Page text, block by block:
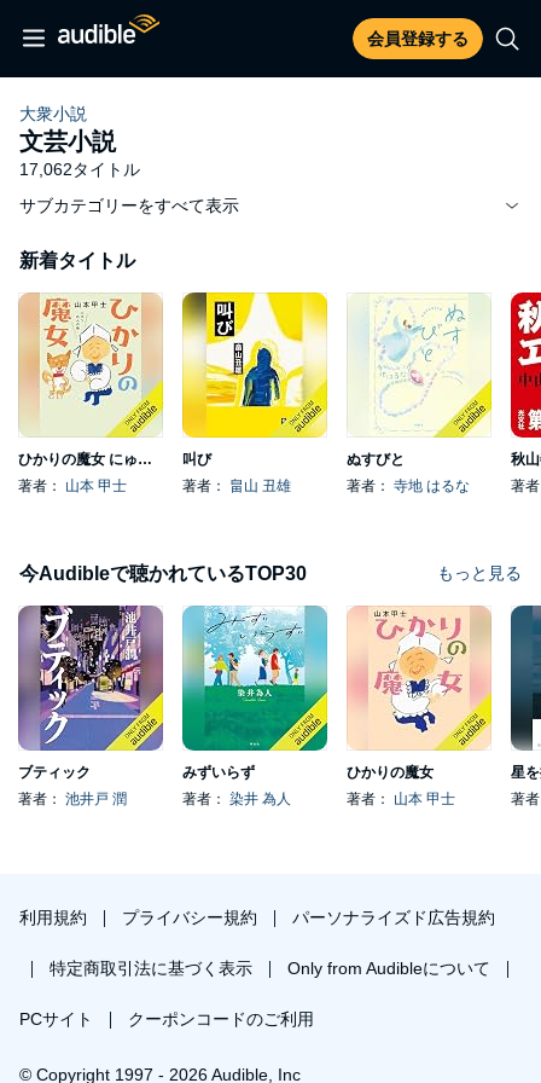
会員登録する
大衆小説
文芸小説
17,062タイトル
サブカテゴリーをすべて表示
新着タイトル
ひかりの魔女 にゅうめんの巻
著者： 山本 甲士
叫び
著者： 畠山 丑雄
ぬすびと
著者： 寺地 はるな 著
今Audibleで聴かれているTOP30 もっと見る
ブティック
著者： 池井戸 潤
みずいらず
著者： 染井 為人
ひかりの魔女
著者： 山本 甲士
星
著
利用規約 プライバシー規約 パーソナライズド広告規約
特定商取引法に基づく表示 Only from Audibleについて
PCサイト クーポンコードのご利用
© Copyright 1997 - 2026 Audible, Inc